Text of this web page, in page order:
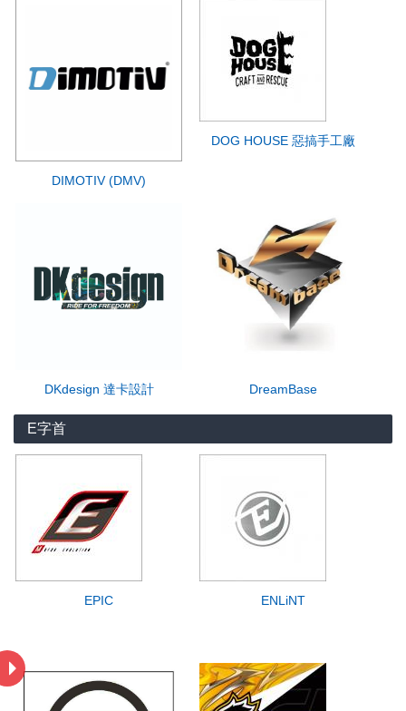
DIMOTIV (DMV)
DOG HOUSE 惡搞手工廠
DKdesign 達卡設計 DreamBase
E字首
EPIC ENLiNT